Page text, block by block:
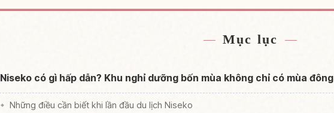
Mục lục
Niseko có gì hấp dẫn? Khu nghỉ dưỡng bốn mùa không chỉ có mùa đông
Những điều cần biết khi lần đầu du lịch Niseko